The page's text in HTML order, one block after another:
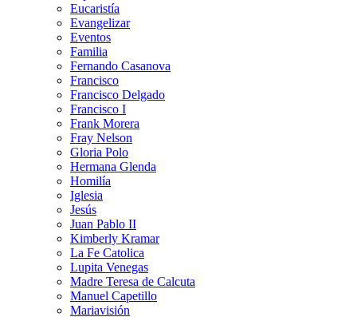
Eucaristía
Evangelizar
Eventos
Familia
Fernando Casanova
Francisco
Francisco Delgado
Francisco I
Frank Morera
Fray Nelson
Gloria Polo
Hermana Glenda
Homilía
Iglesia
Jesús
Juan Pablo II
Kimberly Kramar
La Fe Catolica
Lupita Venegas
Madre Teresa de Calcuta
Manuel Capetillo
Mariavisión